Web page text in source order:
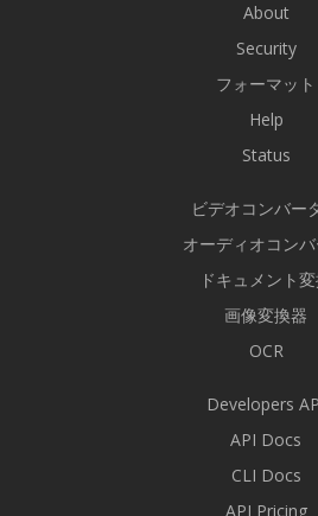
About
Security
フォーマット
Help
Status
ビデオコンバー
オーディオコン
ドキュメント
画像変換器
OCR
Developers
API Docs
CLI Docs
API Pricing